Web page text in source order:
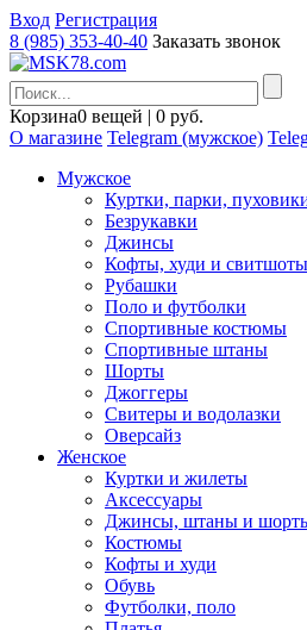
Вход Регистрация
8 (985) 353-40-40 Заказать звонок
Корзина0 вещей | 0 руб.
О магазине Telegram (мужское)
Мужское
Куртки, парки,
Безрукавки
Джинсы
Кофты, худи и свитшоты
Рубашки
Поло и футболки
Спортивные костюмы
Спортивные штаны
Шорты
Джоггеры
Свитеры и водолазки
Оверсайз
Женское
Куртки и жилеты
Аксессуары
Джинсы, штаны и
Костюмы
Кофты и худи
Обувь
Футболки, поло